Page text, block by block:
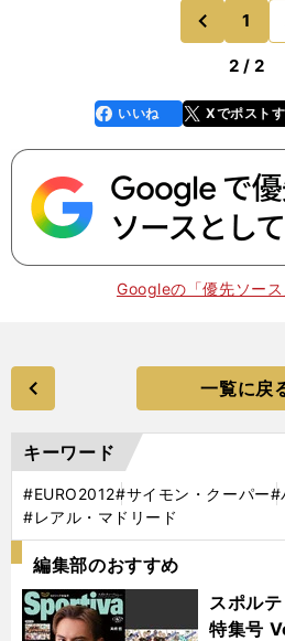
前
1
2 / 2
faceboo
k
いいね Xでポスト
Googleの「優先ソー
一覧に戻
キーワード
#EURO2012#サイモン・クーパー#
#レアル・マドリード
編集部のおすすめ
スポル
特集号